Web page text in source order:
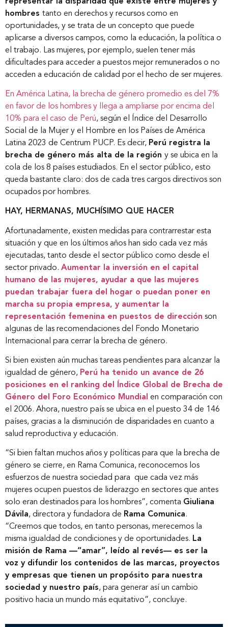
Inicio
hombres tanto en derechos y recursos como en
oportunidades, y se trata de un concepto que puede
aplicarse a diversos campos, como la educación, la política o
el trabajo. Las mujeres, por ejemplo, suelen tener más
dificultades para acceder a puestos mejor remunerados o no
acceden a educación de calidad por el hecho de ser mujeres.
En América Latina, la brecha de género promedio es del 7%
en favor de los hombres y llega a ampliarse por encima del
10% para el caso de Perú, según el Índice del Desarrollo
Social de la Mujer y el Hombre en los Países de América
Latina 2023 de Centrum PUCP. Es decir, Perú registra la
brecha de género más alta de la región y se ubica en la
cola de los 8 países estudiados. En el sector público, esto
queda bastante claro: dos de cada tres cargos directivos son
ocupados por hombres.
HAY, HERMANAS, MUCHÍSIMO QUE HACER
Afortunadamente, existen medidas para contrarrestar esta
situación y que en los últimos años han sido cada vez más
ejecutadas, tanto desde el sector público como desde el
sector privado. Aumentar la inversión en el capital
humano de las mujeres, ayudar a que las mujeres
puedan trabajar fuera del hogar o puedan poner en
marcha su propia empresa, y aumentar la
representación femenina en puestos de dirección son
algunas de las recomendaciones del Fondo Monetario
Internacional para cerrar la brecha de género.
Si bien existen aún muchas tareas pendientes para alcanzar la
igualdad de género, Perú ha tenido un avance de 26
posiciones en el ranking del Índice Global de Brecha de
Género del Foro Económico Mundial en comparación con
el 2006. Ahora, nuestro país se ubica en el puesto 34 de 146
países, gracias a la disminución de disparidades en cuanto a
salud reproductiva y educación.
“Si bien faltan muchos años y políticas para que la brecha de
género se cierre, en Rama Comunica, reconocemos los
esfuerzos de nuestra sociedad para que cada vez más
mujeres ocupen puestos de liderazgo en sectores que antes
solo eran destinados para los hombres”, comenta Giuliana
Dávila, directora y fundadora de Rama Comunica.
“Creemos que todos, en tanto personas, merecemos la
misma igualdad de condiciones y de oportunidades. La
misión de Rama —“amar”, leído al revés— es ser la
voz y difundir los contenidos de las marcas, proyectos
y empresas que tienen un propósito para nuestra
sociedad y nuestro país, para generar así un cambio
positivo hacia un mundo más equitativo”, concluye.